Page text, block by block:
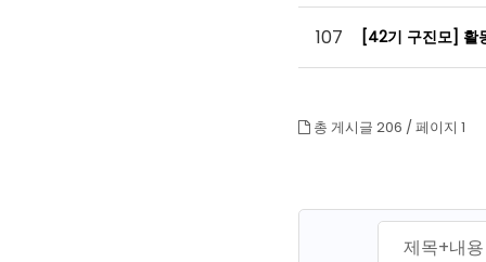
107 [42기 구진모] 활
총 게시글 206 /페이지 1